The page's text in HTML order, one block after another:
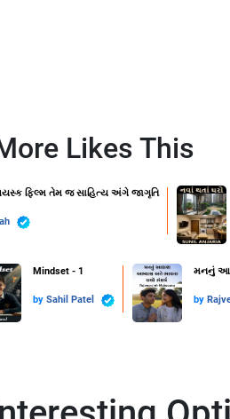
Likes This
ફિલ્મ તેમ જ સાહિત્ય અંગે જાગૃતિ
Mindset - 1
by Sahil Patel
મનનું
by